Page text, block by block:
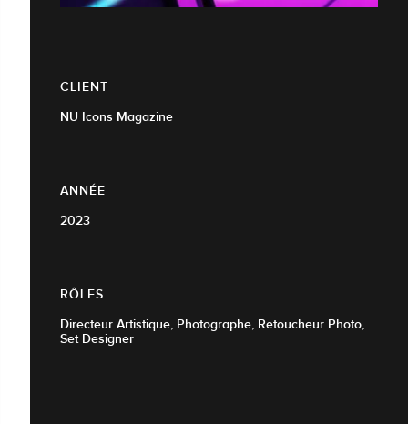
CLIENT
NU Icons Magazine
ANNÉE
2023
RÔLES
Directeur Artistique, Photographe, Retoucheur Photo,
Set Designer